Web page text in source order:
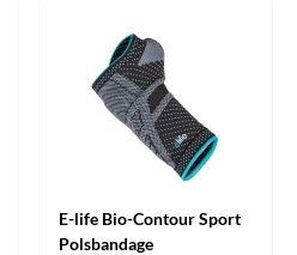
E-life Bio-Contour Sport
Polsbandage